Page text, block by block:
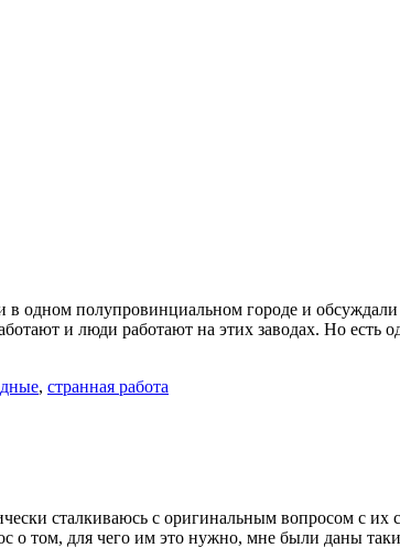
одном полупровинциальном городе и
и люди работают на этих заводах. Но
, странная работа
сталкиваюсь с оригинальным вопросом с
о том, для чего им это нужно, мне были даны